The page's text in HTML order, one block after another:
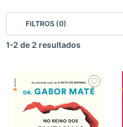
FILTROS (0)
1-2 de 2 resultados